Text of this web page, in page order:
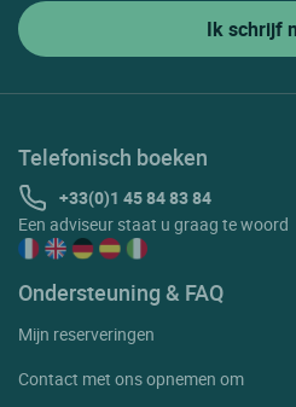
Telefonisch boeken
+33(0)1 45 84 83 84
Een adviseur staat u graag te woord
Ondersteuning & FAQ
Mijn reserveringen
Contact met ons opnemen om